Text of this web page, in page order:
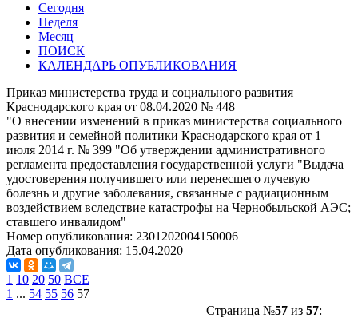
Сегодня
Неделя
Месяц
ПОИСК
КАЛЕНДАРЬ ОПУБЛИКОВАНИЯ
Приказ министерства труда и социального развития
Краснодарского края от 08.04.2020 № 448
"О внесении изменений в приказ министерства социального
развития и семейной политики Краснодарского края от 1
июля 2014 г. № 399 "Об утверждении административного
регламента предоставления государственной услуги "Выдача
удостоверения получившего или перенесшего лучевую
болезнь и другие заболевания, связанные с радиационным
воздействием вследствие катастрофы на Чернобыльской АЭС;
ставшего инвалидом"
Номер опубликования: 2301202004150006
Дата опубликования: 15.04.2020
1 10 20 50 ВСЕ
1 ... 54 55 56 57
Страница №57 из 57: